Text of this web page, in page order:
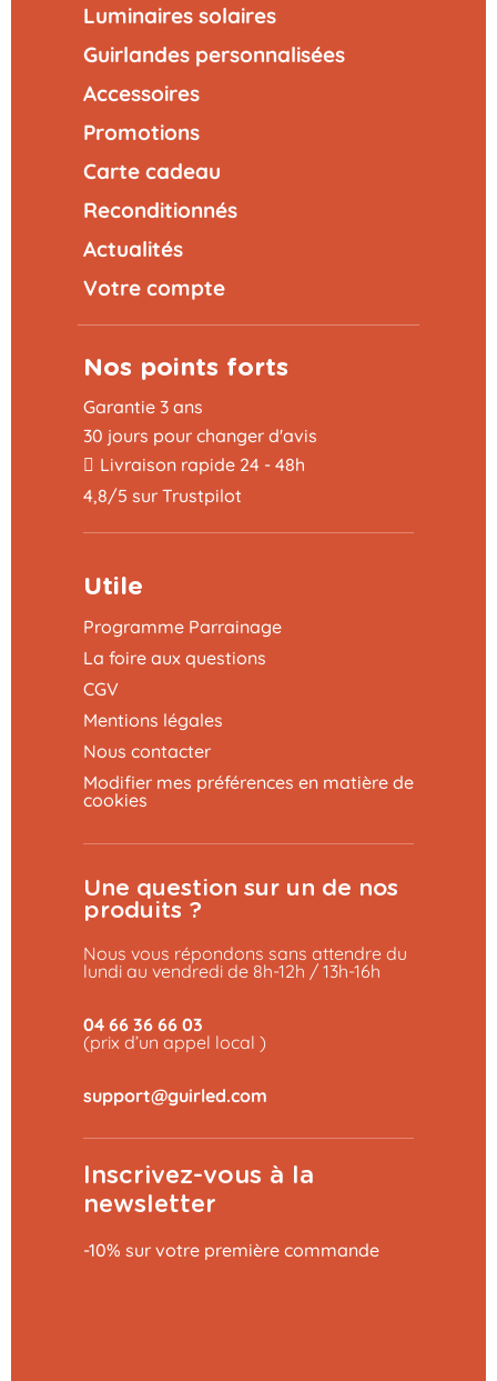
Luminaires solaires
Guirlandes personnalisées
Accessoires
Promotions
Carte cadeau
Reconditionnés
Actualités
Votre compte
Nos points forts
Garantie 3 ans
30 jours pour changer d'avis
Livraison rapide 24 - 48h
4,8/5 sur Trustpilot
Utile
Programme Parrainage
La foire aux questions
CGV
Mentions légales
Nous contacter
Modifier mes préférences en matière de
cookies
Une question sur un de nos
produits ?
Nous vous répondons sans attendre du
lundi au vendredi de 8h-12h / 13h-16h
04 66 36 66 03
(prix d’un appel local )
Inscrivez-vous à la
newsletter
-10% sur votre première commande